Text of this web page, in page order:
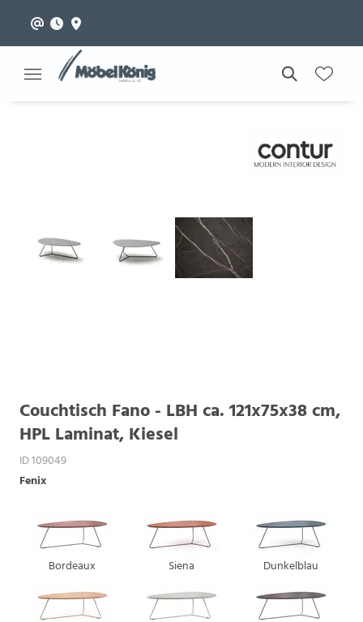
Couchtisch Fano - LBH ca. 121x75x38 cm,
HPL Laminat, Kiesel
ID 109049
Fenix
Bordeaux Siena Dunkelblau